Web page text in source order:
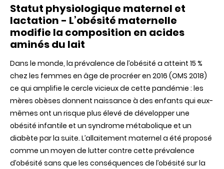
Statut physiologique maternel et
lactation - L’obésité maternelle
modifie la composition en acides
aminés du lait
Dans le monde, la prévalence de l’obésité a atteint 15 %
chez les femmes en âge de procréer en 2016 (OMS 2018)
ce qui amplifie le cercle vicieux de cette pandémie : les
mères obèses donnent naissance à des enfants qui eux-
mêmes ont un risque plus élevé de développer une
obésité infantile et un syndrome métabolique et un
diabète par la suite. L’allaitement maternel a été proposé
comme un moyen de lutter contre cette prévalence
d’obésité sans que les conséquences de l’obésité sur la